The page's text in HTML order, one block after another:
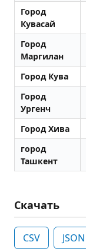
Город
Кувасай
Город
Маpгилан
Город Кува
Город
Ургенч
Город Хива
город
Ташкент
Скачать
CSV JSON